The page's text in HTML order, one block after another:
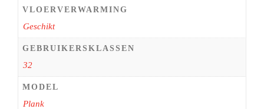
VLOERVERWARMING
Geschikt
GEBRUIKERSKLASSEN
32
MODEL
Plank